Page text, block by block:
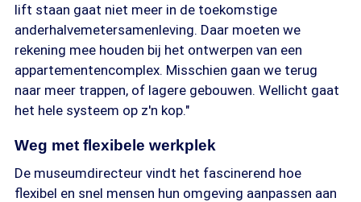
lift staan gaat niet meer in de toekomstige
anderhalvemetersamenleving. Daar moeten we
rekening mee houden bij het ontwerpen van een
appartementencomplex. Misschien gaan we terug
naar meer trappen, of lagere gebouwen. Wellicht gaat
het hele systeem op z'n kop."
Weg met flexibele werkplek
De museumdirecteur vindt het fascinerend hoe
flexibel en snel mensen hun omgeving aanpassen aan